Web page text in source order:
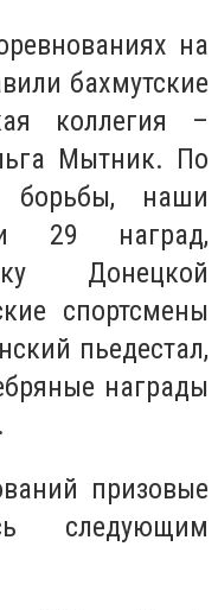
на
бахмутские
коллегия –
Мытник. По
борьбы, наши
29 наград,
Донецкой
спортсмены
пьедестал,
награды
призовые
следующим